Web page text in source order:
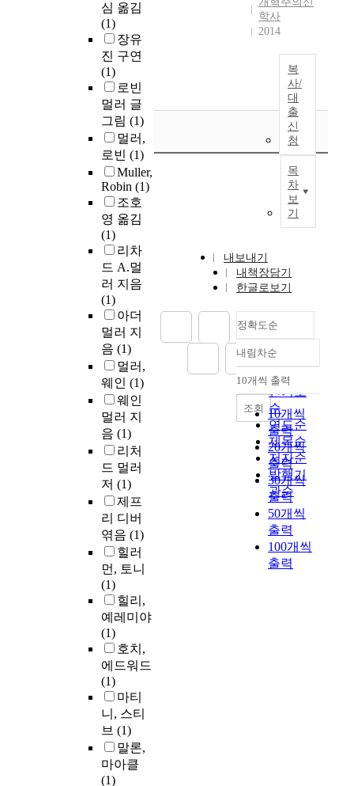
심 옮김
(1)
장유
진 구연
(1)
로빈
멀러 글
그림 (1)
멀러,
로빈 (1)
Muller,
Robin (1)
조호
영 옮김
(1)
리차
드 A.멀
러 지음
(1)
아더
멀러 지
음 (1)
멀러,
웨인 (1)
웨인
멀러 지
음 (1)
리처
드 멀러
저 (1)
제프
리 디버
엮음 (1)
힐러
먼, 토니
(1)
힐리,
예레미야
(1)
호치,
에드워드
(1)
마티
니, 스티
브 (1)
말론,
마아클
(1)
학사
2014
복
사/
대
출
신
청
목
차
보
기
내보내기
내책장담기
한글로보기
정확도순
정확도
순
인기도
순
연도순
제목순
저자순
발행기
관순
내림차순
내림차순
10개씩 출력
10개씩
출력
20개씩
출력
30개씩
출력
50개씩
출력
100개씩
출력
조회